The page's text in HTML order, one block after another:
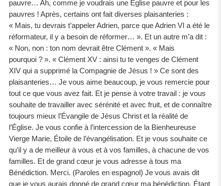
pauvre… Ah, comme je voudrais une Église pauvre et pour les
pauvres ! Après, certains ont fait diverses plaisanteries :
« Mais, tu devrais t’appeler Adrien, parce que Adrien VI a été le
réformateur, il y a besoin de réformer… ». Et un autre m’a dit :
« Non, non : ton nom devrait être Clément ». « Mais
pourquoi ? ». « Clément XV : ainsi tu te venges de Clément
XIV qui a supprimé la Compagnie de Jésus ! » Ce sont des
plaisanteries… Je vous aime beaucoup, je vous remercie pour
tout ce que vous avez fait. Et je pense à votre travail : je vous
souhaite de travailler avec sérénité et avec fruit, et de connaître
toujours mieux l’Évangile de Jésus Christ et la réalité de
l’Église. Je vous confie à l’intercession de la Bienheureuse
Vierge Marie, Étoile de l’évangélisation. Et je vous souhaite ce
qu’il y a de meilleur à vous et à vos familles, à chacune de vos
familles. Et de grand cœur je vous adresse à tous ma
Bénédiction. Merci. (Paroles en espagnol) Je vous avais dit
que je vous aurais donné de grand cœur ma bénédiction. Étant